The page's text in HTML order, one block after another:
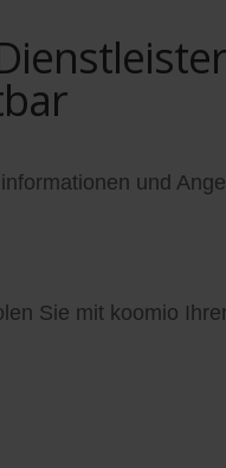
und
Sie mit koomio